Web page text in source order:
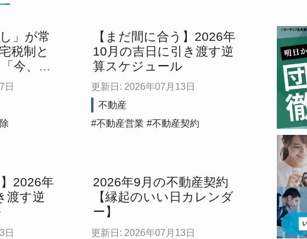
」が常
税制と
今、日
理由」
日
【まだ間に合う】2026年
10月の吉日に引き渡す逆
算スケジュール
更新日: 2026年07月13日
不動産
不動産営業
不動産契約
2026年
渡す逆
日
2026年9月の不動産契約
【縁起のいい日カレンダ
ー】
更新日: 2026年07月13日